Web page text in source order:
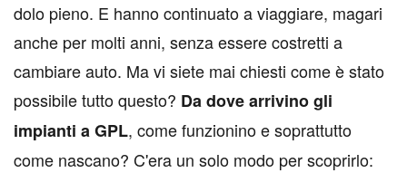
dolo pieno. E hanno continuato a viaggiare, magari
anche per molti anni, senza essere costretti a
cambiare auto. Ma vi siete mai chiesti come è stato
possibile tutto questo? Da dove arrivino gli
impianti a GPL, come funzionino e soprattutto
come nascano? C'era un solo modo per scoprirlo: